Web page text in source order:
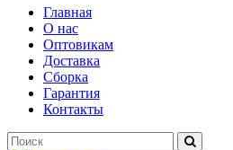
Главная
О нас
Оптовикам
Доставка
Сборка
Гарантия
Контакты